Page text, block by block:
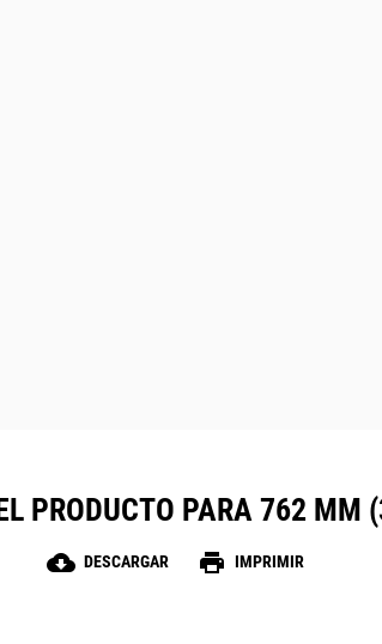
PRODUCTO PARA 762 MM
cloud_download DESCARGAR print IMPRIMIR